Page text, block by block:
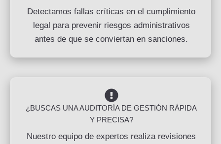
Detectamos fallas críticas en el cumplimiento
legal para prevenir riesgos administrativos
antes de que se conviertan en sanciones.
¿BUSCAS UNA AUDITORÍA DE GESTIÓN RÁPIDA
Y PRECISA?
Nuestro equipo de expertos realiza revisiones